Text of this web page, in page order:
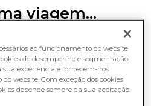
viagem…
aVIPLANTé entrar
e frescura, na época
se de magia e
ao funcionamento do website
de desempenho e segmentação
experiência e fornecem-nos
website. Com exceção dos cookies
depende sempre da sua aceitação.